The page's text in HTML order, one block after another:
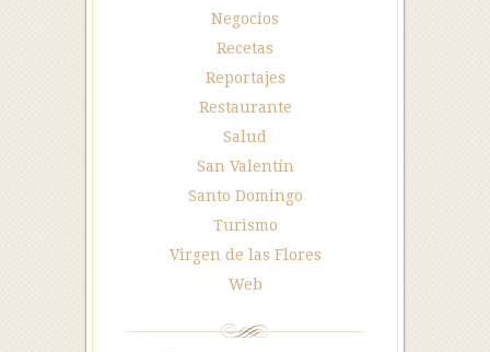
Negocios
Recetas
Reportajes
Restaurante
Salud
San Valentín
Santo Domingo
Turismo
Virgen de las Flores
Web